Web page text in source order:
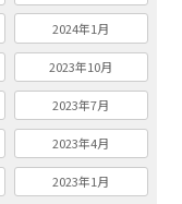
2024年1月
2023年10月
2023年7月
2023年4月
2023年1月